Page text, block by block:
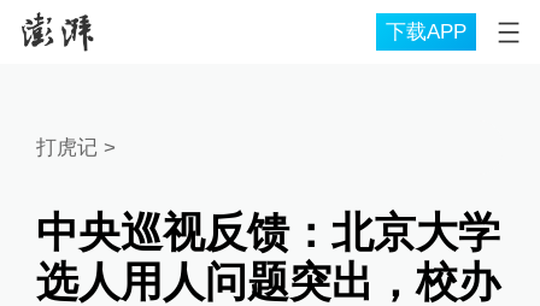
下载APP
打虎记>
中央巡视反馈：北京大学
选人用人问题突出，校办